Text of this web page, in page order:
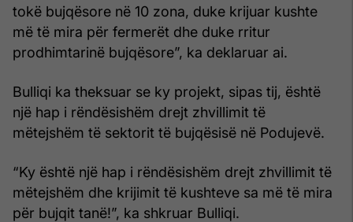
tokë bujqësore në 10 zona, duke krijuar kushte
më të mira për fermerët dhe duke rritur
prodhimtarinë bujqësore”, ka deklaruar ai.
Bulliqi ka theksuar se ky projekt, sipas tij, është
një hap i rëndësishëm drejt zhvillimit të
mëtejshëm të sektorit të bujqësisë në Podujevë.
“Ky është një hap i rëndësishëm drejt zhvillimit të
mëtejshëm dhe krijimit të kushteve sa më të mira
për bujqit tanë!”, ka shkruar Bulliqi.